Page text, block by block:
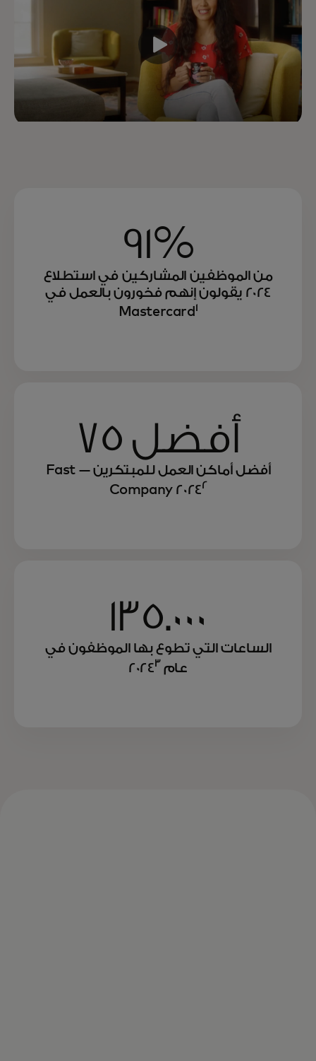
نواصل تعزيز بيئة عمل تتيح للجميع فرصة
91%
من الموظفين المشاركين في استطلاع
2024 يقولون إنهم فخورون بالعمل في
Mastercard 1
أفضل 75
أفضل أماكن العمل للمبتكرين — Fast
Company 20242
135.000
الساعات التي تطوع بها الموظفون في
عام 2024 3